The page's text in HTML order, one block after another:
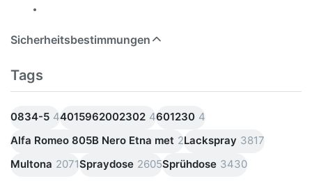
Sicherheitsbestimmungen
Tags
0834-5 44015962002302 4601230 4
Alfa Romeo 805B Nero Etna met 2Lackspray 3817
Multona 2071Spraydose 2605Sprühdose 3430